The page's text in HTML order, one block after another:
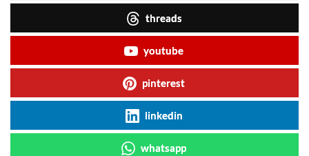
threads
youtube
pinterest
linkedin
whatsapp